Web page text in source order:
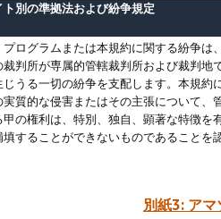
別の準拠法および紛争規定
プログラムまたは本規約に関する紛争
裁判所が専属的管轄裁判所および裁判
うる一切の紛争を支配します。本規
実質的な侵害またはその主張について
甲の権利は、特別、独自、顕著な特徴
填することができないものであることを
別紙3: ア